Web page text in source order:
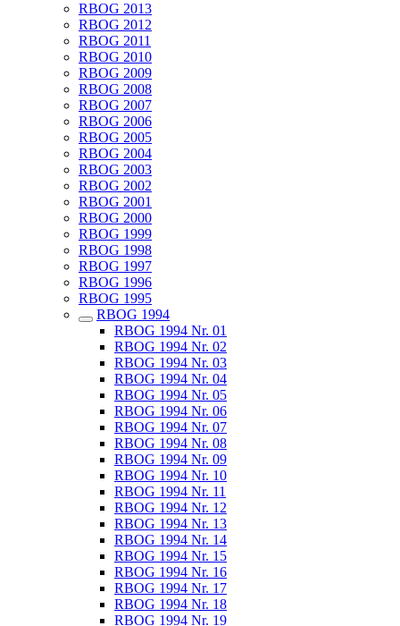
RBOG 2013
RBOG 2012
RBOG 2011
RBOG 2010
RBOG 2009
RBOG 2008
RBOG 2007
RBOG 2006
RBOG 2005
RBOG 2004
RBOG 2003
RBOG 2002
RBOG 2001
RBOG 2000
RBOG 1999
RBOG 1998
RBOG 1997
RBOG 1996
RBOG 1995
RBOG 1994
RBOG 1994 Nr. 01
RBOG 1994 Nr. 02
RBOG 1994 Nr. 03
RBOG 1994 Nr. 04
RBOG 1994 Nr. 05
RBOG 1994 Nr. 06
RBOG 1994 Nr. 07
RBOG 1994 Nr. 08
RBOG 1994 Nr. 09
RBOG 1994 Nr. 10
RBOG 1994 Nr. 11
RBOG 1994 Nr. 12
RBOG 1994 Nr. 13
RBOG 1994 Nr. 14
RBOG 1994 Nr. 15
RBOG 1994 Nr. 16
RBOG 1994 Nr. 17
RBOG 1994 Nr. 18
RBOG 1994 Nr. 19